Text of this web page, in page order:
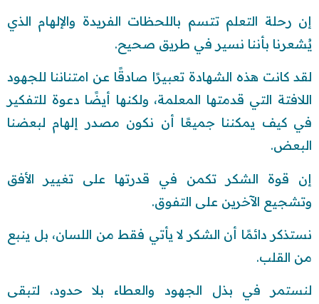
إن رحلة التعلم تتسم باللحظات الفريدة والإلهام الذي
يُشعرنا بأننا نسير في طريق صحيح.
لقد كانت هذه الشهادة تعبيرًا صادقًا عن امتناننا للجهود
اللافتة التي قدمتها المعلمة، ولكنها أيضًا دعوة للتفكير
في كيف يمكننا جميعًا أن نكون مصدر إلهام لبعضنا
البعض.
إن قوة الشكر تكمن في قدرتها على تغيير الأفق
وتشجيع الآخرين على التفوق.
نستذكر دائمًا أن الشكر لا يأتي فقط من اللسان، بل ينبع
من القلب.
لنستمر في بذل الجهود والعطاء بلا حدود، لتبقى